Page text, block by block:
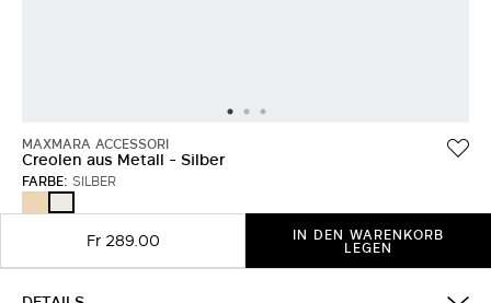
MAXMARA ACCESSORI
Creolen aus Metall - Silber
FARBE: SILBER
BRONZESILBER
Fr 289.00 IN DEN WARENKORB
LEGEN